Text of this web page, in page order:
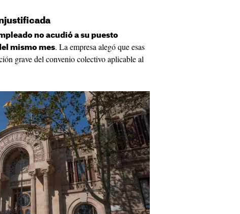
no acudió a su puesto
mismo mes. La empresa alegó que esas
grave del convenio colectivo aplicable al